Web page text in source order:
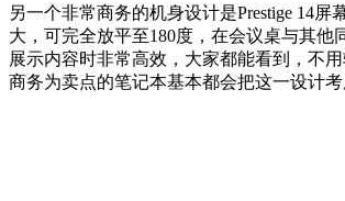
另一个非常商务的机身设计是Prestige 14屏
大，可完全放平至180度，在会议桌与其他
展示内容时非常高效，大家都能看到，不
商务为卖点的笔记本基本都会把这一设计考